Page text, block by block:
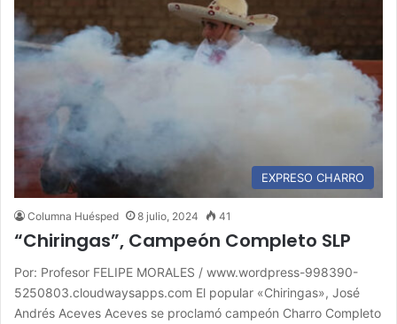
EXPRESO CHARRO
Columna Huésped 8 julio, 2024 41
“Chiringas”, Campeón Completo SLP
Por: Profesor FELIPE MORALES / www.wordpress-998390-
5250803.cloudwaysapps.com El popular «Chiringas», José
Andrés Aceves Aceves se proclamó campeón Charro Completo